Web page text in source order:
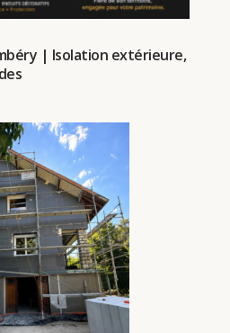
| Isolation extérieure,